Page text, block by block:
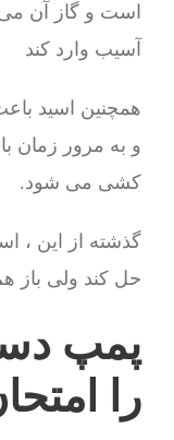
است و گاز آن می
آسیب وارد کند
همچنین اسید
و به مرور زمان
کشی می شود.
گذشته از این ،
حل کند ولی باز
پمپ
را